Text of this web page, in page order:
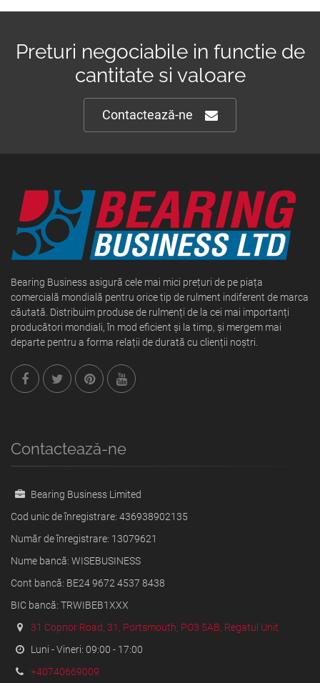
Preturi negociabile in functie de
cantitate si valoare
Contactează-ne
Bearing Business asigură cele mai mici prețuri de pe piața
comercială mondială pentru orice tip de rulment indiferent de marca
căutată. Distribuim produse de rulmenți de la cei mai importanți
producători mondiali, în mod eficient și la timp, și mergem mai
departe pentru a forma relații de durată cu clienții noștri.
Contactează-ne
Bearing Business Limited
Cod unic de înregistrare: 436938902135
Număr de înregistrare: 13079621
Nume bancă: WISEBUSINESS
Cont bancă: BE24 9672 4537 8438
BIC bancă: TRWIBEB1XXX
31 Copnor Road, 31, Portsmouth, PO3 5AB, Regatul Unit
Luni - Vineri: 09:00 - 17:00
+40740669009